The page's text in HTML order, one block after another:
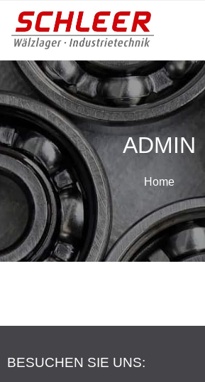
ADMIN
Home
BESUCHEN SIE UNS: